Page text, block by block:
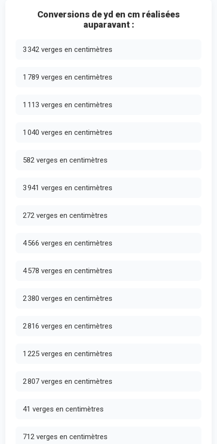
Conversions de yd en cm réalisées
auparavant :
3 342 verges en centimètres
1 789 verges en centimètres
1 113 verges en centimètres
1 040 verges en centimètres
582 verges en centimètres
3 941 verges en centimètres
272 verges en centimètres
4 566 verges en centimètres
4 578 verges en centimètres
2 380 verges en centimètres
2 816 verges en centimètres
1 225 verges en centimètres
2 807 verges en centimètres
41 verges en centimètres
712 verges en centimètres